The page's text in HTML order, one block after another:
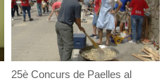
25è Concurs de Paelles al